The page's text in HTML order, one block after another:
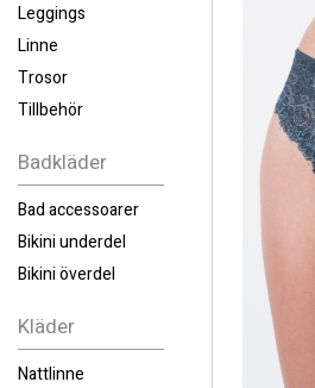
Leggings
Linne
Trosor
Tillbehör
Badkläder
Bad accessoarer
Bikini underdel
Bikini överdel
Kläder
Nattlinne